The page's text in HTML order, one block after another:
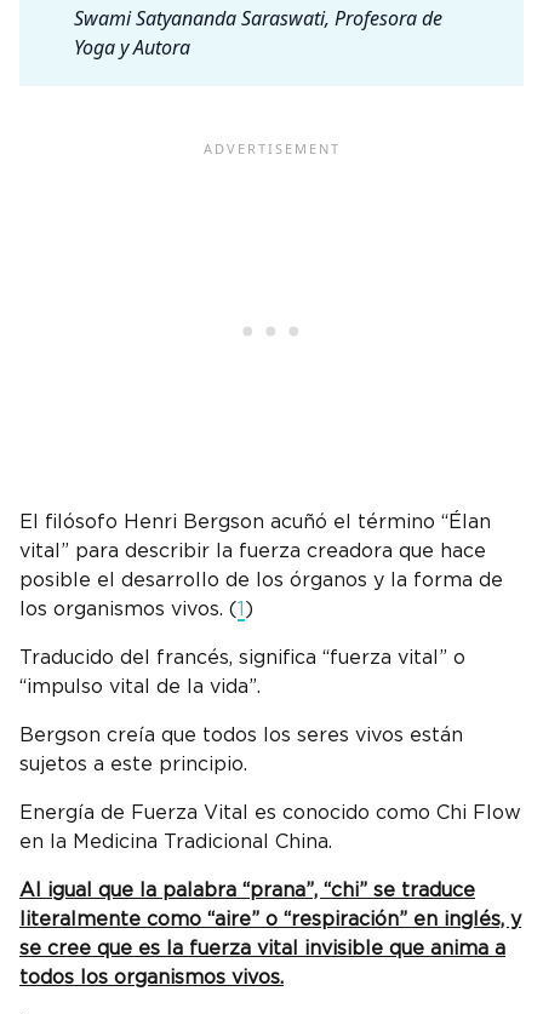
Swami Satyananda Saraswati, Profesora de
Yoga y Autora
El filósofo Henri Bergson acuñó el término “Élan
vital” para describir la fuerza creadora que hace
posible el desarrollo de los órganos y la forma de
los organismos vivos. (1 )
Traducido del francés, significa “fuerza vital” o
“impulso vital de la vida”.
Bergson creía que todos los seres vivos están
sujetos a este principio.
Energía de Fuerza Vital es conocido como Chi Flow
en la Medicina Tradicional China.
Al igual que la palabra “prana”, “chi” se traduce
literalmente como “aire” o “respiración” en inglés, y
se cree que es la fuerza vital invisible que anima a
todos los organismos vivos.